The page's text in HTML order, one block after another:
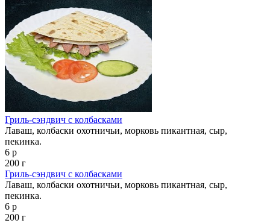
Гриль-сэндвич с колбасками
Лаваш, колбаски охотничьи, морковь пикантная, сыр,
пекинка.
6 р
200 г
Гриль-сэндвич с колбасками
Лаваш, колбаски охотничьи, морковь пикантная, сыр,
пекинка.
6 р
200 г